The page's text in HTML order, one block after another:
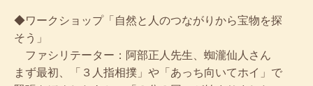
◆ワークショップ「自然と人のつながりから宝物を探
そう」
ファシリテーター：阿部正人先生、蜘瀧仙人さん
まず最初、「３人指相撲」や「あっち向いてホイ」で